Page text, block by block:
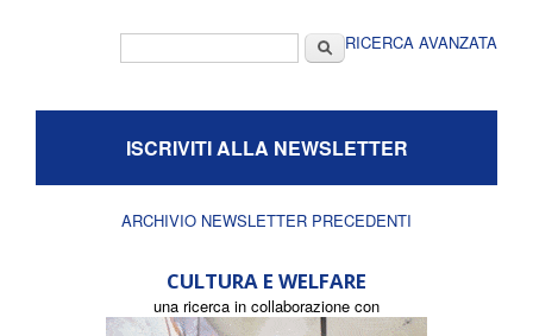
CercaRICERCA AVANZATA
ISCRIVITI ALLA NEWSLETTER
ARCHIVIO NEWSLETTER PRECEDENTI
CULTURA E WELFARE
una ricerca in collaborazione con